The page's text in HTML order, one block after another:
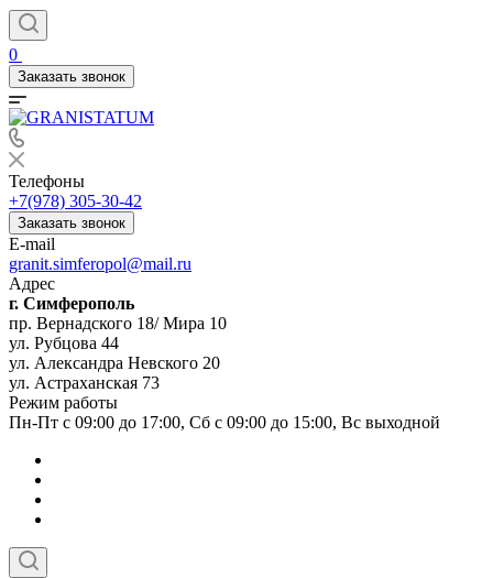
0
Заказать звонок
Телефоны
+7(978) 305-30-42
Заказать звонок
E-mail
granit.simferopol@mail.ru
Адрес
г. Симферополь
пр. Вернадского 18/ Мира 10
ул. Рубцова 44
ул. Александра Невского 20
ул. Астраханская 73
Режим работы
Пн-Пт с 09:00 до 17:00, Сб с 09:00 до 15:00, Вс выходной